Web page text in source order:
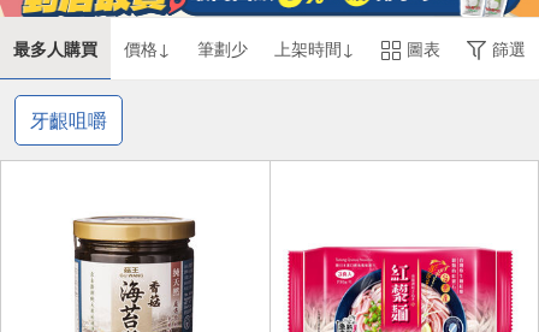
最多人購買 價格↓ 筆劃少 上架時間↓ 圖表 篩選
牙齦咀嚼